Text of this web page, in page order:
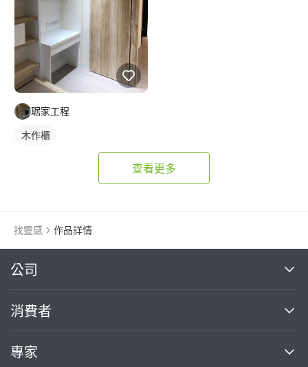
琚家工程
木作櫃
查看更多
找靈感 作品詳情
公司
關於我們
部落格
消費者
買服務
專家
繼續完成